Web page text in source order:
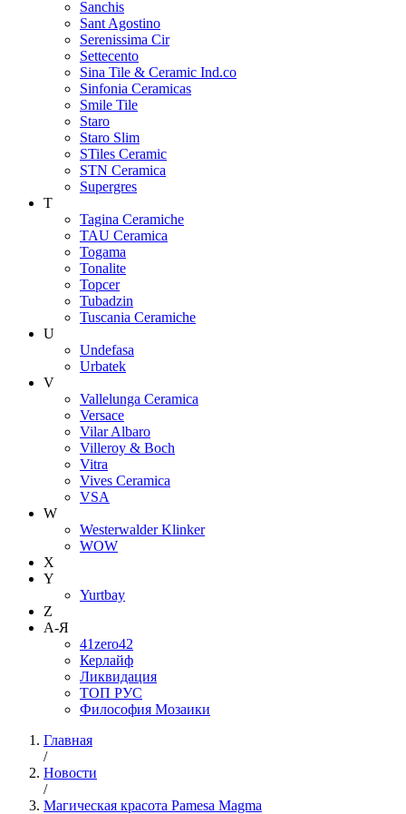
Sanchis
Sant Agostino
Serenissima Cir
Settecento
Sina Tile & Ceramic Ind.co
Sinfonia Ceramicas
Smile Tile
Staro
Staro Slim
STiles Ceramic
STN Ceramica
Supergres
T
Tagina Ceramiche
TAU Ceramica
Togama
Tonalite
Topcer
Tubadzin
Tuscania Ceramiche
U
Undefasa
Urbatek
V
Vallelunga Ceramica
Versace
Vilar Albaro
Villeroy & Boch
Vitra
Vives Ceramica
VSA
W
Westerwalder Klinker
WOW
X
Y
Yurtbay
Z
А-Я
41zero42
Керлайф
Ликвидация
ТОП РУС
Философия Мозаики
Главная
/
Новости
/
Магическая красота Pamesa Magma